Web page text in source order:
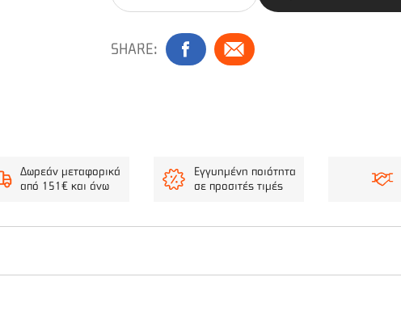
SHARE:
Δωρεάν μεταφορικά
από 151€ και άνω
Εγγυημένη ποιότητα
σε προσιτές τιμές